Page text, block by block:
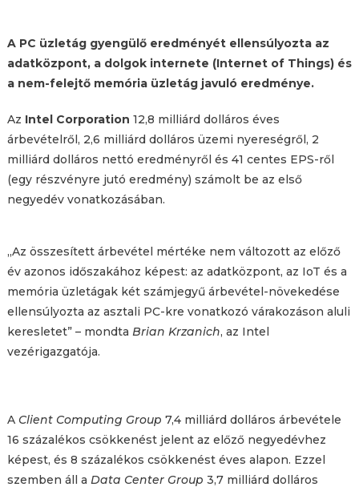
A PC üzletág gyengülő eredményét ellensúlyozta az
adatközpont, a dolgok internete (Internet of Things) és
a nem-felejtő memória üzletág javuló eredménye.
Az Intel Corporation 12,8 milliárd dolláros éves
árbevételről, 2,6 milliárd dolláros üzemi nyereségről, 2
milliárd dolláros nettó eredményről és 41 centes EPS-ről
(egy részvényre jutó eredmény) számolt be az első
negyedév vonatkozásában.
„Az összesített árbevétel mértéke nem változott az előző
év azonos időszakához képest: az adatközpont, az IoT és a
memória üzletágak két számjegyű árbevétel-növekedése
ellensúlyozta az asztali PC-kre vonatkozó várakozáson aluli
keresletet” – mondta Brian Krzanich, az Intel
vezérigazgatója.
A Client Computing Group 7,4 milliárd dolláros árbevétele
16 százalékos csökkenést jelent az előző negyedévhez
képest, és 8 százalékos csökkenést éves alapon. Ezzel
szemben áll a Data Center Group 3,7 milliárd dolláros